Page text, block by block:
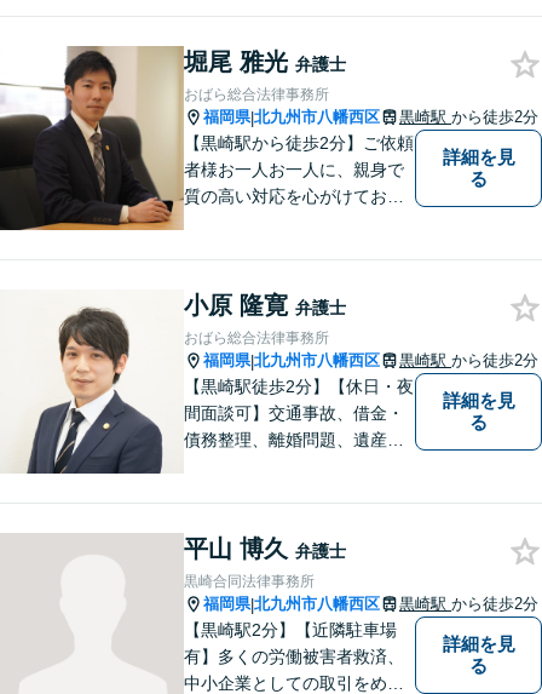
です。【丁寧な対応】
堀尾 雅光 弁護士
おばら総合法律事務所
福岡県|北九州市八幡西区 黒崎駅 から徒歩2分
【黒崎駅から徒歩2分】ご依頼
者様お一人お一人に、親身で
質の高い対応を心がけており
応可能。英語での法律相談・
英文契約書の作成・チェック
も対応可能です。
詳細を見
る
小原 隆寛 弁護士
おばら総合法律事務所
福岡県|北九州市八幡西区 黒崎駅 から徒歩2分
【黒崎駅徒歩2分】【休日・夜
間面談可】交通事故、借金・
債務整理、離婚問題、遺産相
と弁護士に相談してもいいの
かな」と思わず、遠慮なくご
相談ください。
詳細を見
る
平山 博久 弁護士
黒崎合同法律事務所
福岡県|北九州市八幡西区 黒崎駅 から徒歩2分
【黒崎駅2分】【近隣駐車場
有】多くの労働被害者救済、
中小企業としての取引をめぐ
詳細を見
る